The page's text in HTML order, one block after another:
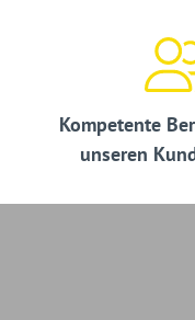
Arbeitsstellen im
Planung/
Führungskräfte
Hinweis:
Ein
ermöglichen.
Kompetente
unseren